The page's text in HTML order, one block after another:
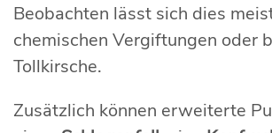
Beobachten lässt sich dies
chemischen Vergiftungen oder
Tollkirsche.
Zusätzlich können erweiterte